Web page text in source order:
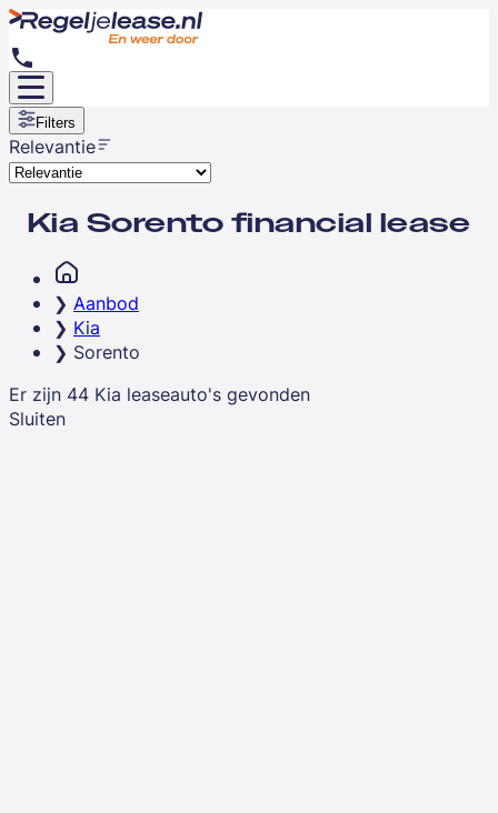
Filters
Relevantie
Kia Sorento financial lease
Aanbod
Kia
Sorento
Er zijn 44 Kia leaseauto's gevonden
Sluiten